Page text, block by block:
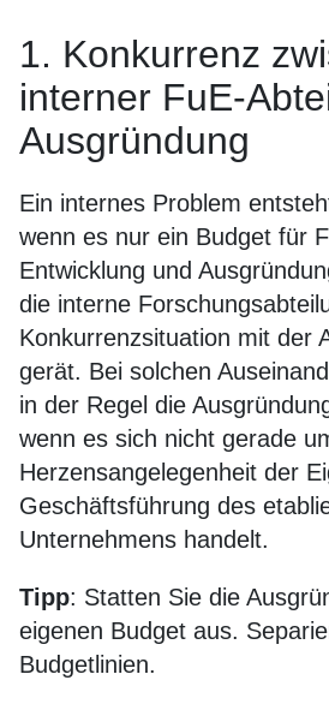
1. Konkurrenz
interner FuE-
Ausgründung
Ein internes Problem
wenn es nur ein Budget für
Entwicklung und
die interne
Konkurrenzsituation mit der
gerät. Bei solchen
in der Regel die
wenn es sich nicht gerade
Herzensangelegenheit der
Geschäftsführung des
Unternehmens handelt.
Tipp: Statten Sie die
eigenen Budget aus.
Budgetlinien.